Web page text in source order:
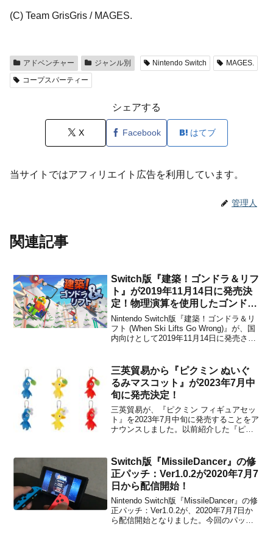
(C) Team GrisGris / MAGES.
アドベンチャー ジャンル別 Nintendo Switch
MAGES.
コープスパーティー
シェアする
X Facebook はてブ
当サイトではアフィリエイト広告を利用しています。
管理人
関連記事
Switch版『建築！ゴンドラ＆リフ
ト』が2019年11月14日に発売決
定！物理演算を使用したゴンド
ラ・リフトパズルゲーム
Nintendo Switch版『建築！ゴンドラ＆リ
フト (When Ski Lifts Go Wrong)』が、国
内向けとして2019年11月14日に発売され
た。販売価格は1500...
三英貿易から『ピクミン ぬいぐ
るみマスコット』が2023年7月中
旬に発売決定！
三英貿易が、『ピクミン フィギュアセッ
ト』を2023年7月中旬に発売することをア
ナウンスしました。以前紹介した『ピク
決定です！本商品は、ボールチェーン付
いた「ピクミン」のぬいぐるみマスコッ
トです。カバンな...
Switch版『MissileDancer』の修
正パッチ：Ver1.0.2が2020年7月7
日から配信開始！
Nintendo Switch版『MissileDancer』の修
正パッチ：Ver1.0.2が、2020年7月7日か
ら配信開始となりました。今回のパッチ